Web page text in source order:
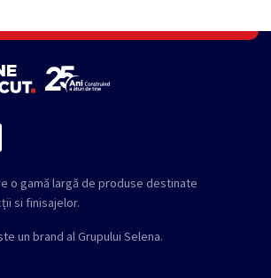
o gamă largă de produse destinate
si finisajelor.
un brand al Grupului Selena.